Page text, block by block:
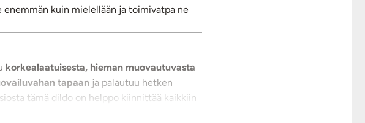
kuin mielellään ja toimivatpa ne
korkealaatuisesta, hieman muovautuvasta
tapaan ja palautuu hetken
tämä dildo on helppo kiinnittää kaikkiin